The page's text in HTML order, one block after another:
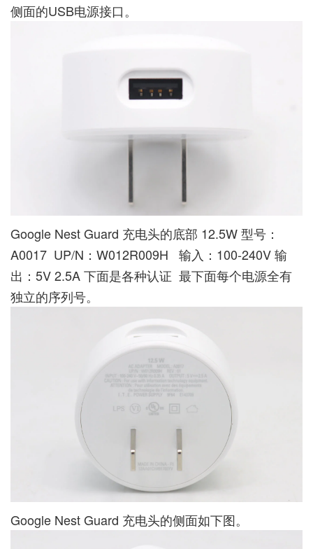
侧面的USB电源接口。
Google Nest Guard 充电头的底部 12.5W 型号：
A0017 UP/N：W012R009H 输入：100-240V 输
出：5V 2.5A 下面是各种认证 最下面每个电源全有
独立的序列号。
Google Nest Guard 充电头的侧面如下图。